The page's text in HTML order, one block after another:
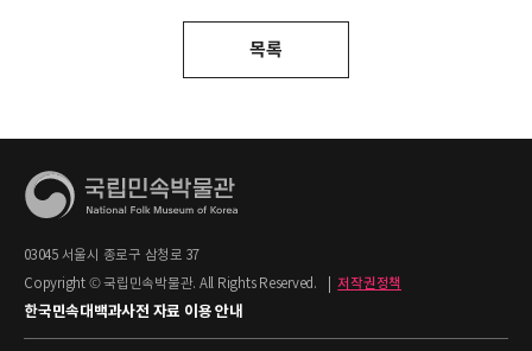
목록
03045 서울시 종로구 삼청로 37
Copyright © 국립민속박물관. All Rights Reserved.
저작권정책
한국민속대백과사전 자료 이용 안내